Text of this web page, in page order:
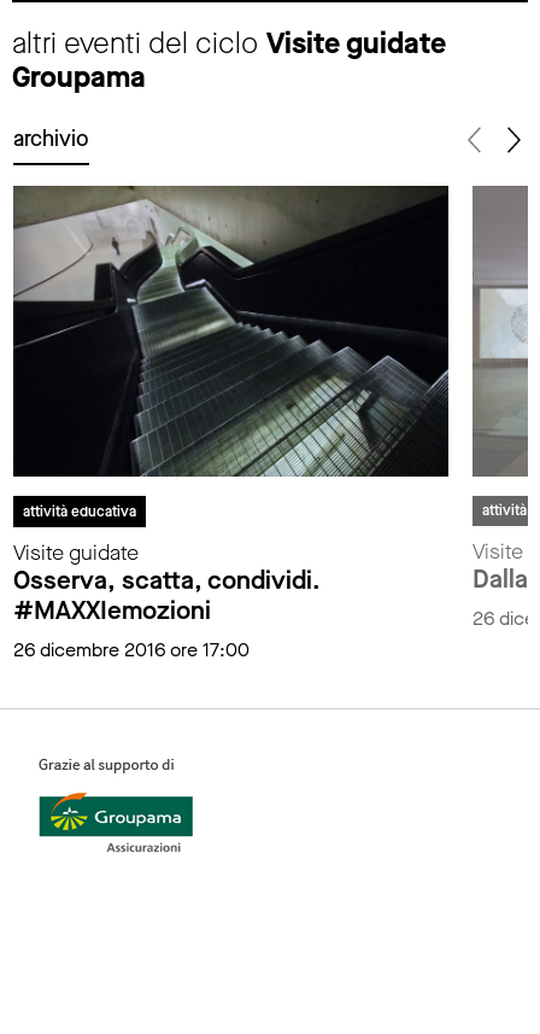
altri eventi del ciclo Visite guidate
Groupama
archivio
attività educativa
Visite guidate
Osserva, scatta, condividi.
#MAXXIemozioni
26 dicembre 2016 ore 17:00
attività
Visite
Dalla
26